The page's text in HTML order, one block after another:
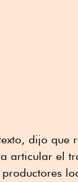
dijo que
articular el